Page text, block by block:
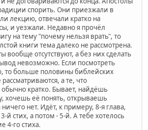
спорить. Они приезжали в
лекцию, отвечали кратко на
и уезжали. Недавно я прочёл
на тему "почему нельзя врать", то
книги тема далеко не рассмотрена.
вообще отсутствуют, а без них сделать
невозможно. Если посмотреть
то больше половины библейских
а те, что
обычно кратко. Бывает, найдёшь
хочешь её понять, открываешь
нет. Идёт, к примеру, 8-я глава,
й стих, а потом - 5-й. А тебе хотелось
4-го стиха.